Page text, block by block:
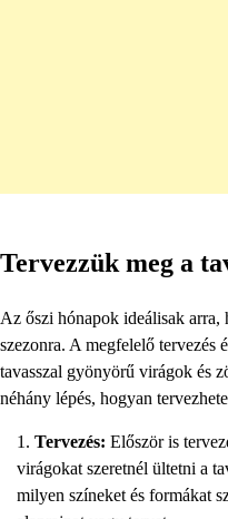
Tervezzük meg a
Az őszi hónapok ideálisak arra,
szezonra. A megfelelő tervezés
tavasszal gyönyörű virágok és
néhány lépés, hogyan
Tervezés: Először is
virágokat szeretnél ültetni a
milyen színeket és formákat